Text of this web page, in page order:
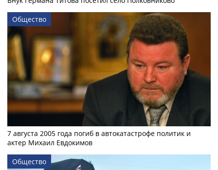
Общество
7 августа 2005 года погиб в автокатастрофе политик и
актер Михаил Евдокимов
Общество